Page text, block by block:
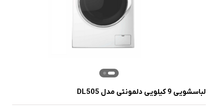
لباسشویی 9 کیلویی دلمونتی مدل DL505